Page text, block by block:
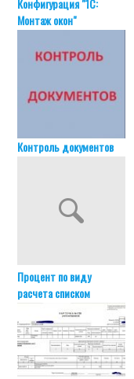
Конфигурация "1С:
Монтаж окон"
Контроль документов
Процент по виду
расчета списком